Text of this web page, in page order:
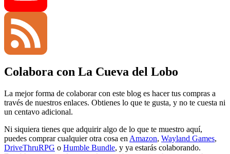
YouTube
Channel
Feed
Colabora con La Cueva del Lobo
La mejor forma de colaborar con este blog es hacer tus compras a
través de nuestros enlaces. Obtienes lo que te gusta, y no te cuesta ni
un centavo adicional.
Ni siquiera tienes que adquirir algo de lo que te muestro aquí,
puedes comprar cualquier otra cosa en Amazon, Wayland Games,
DriveThruRPG o Humble Bundle, y ya estarás colaborando.